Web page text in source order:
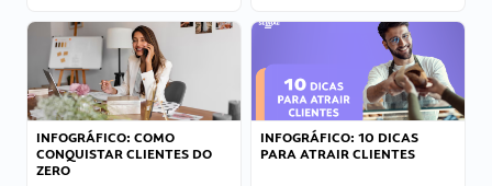
INFOGRÁFICO: COMO
CONQUISTAR CLIENTES DO
ZERO
INFOGRÁFICO: 10 DICAS
PARA ATRAIR CLIENTES